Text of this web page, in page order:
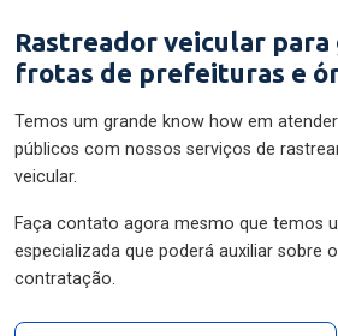
Rastreador veicular para
frotas de prefeituras e
Temos um grande know how em
públicos com nossos serviços de
veicular.
Faça contato agora mesmo que temos
especializada que poderá auxiliar sobre
contratação.